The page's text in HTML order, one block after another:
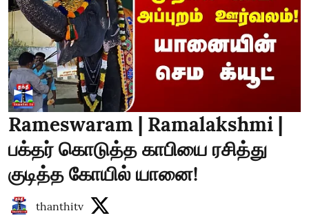
Rameswaram | Ramalakshmi |
பக்தர் கொடுத்த காபியை ரசித்து
குடித்த கோயில் யானை!
thanthitv